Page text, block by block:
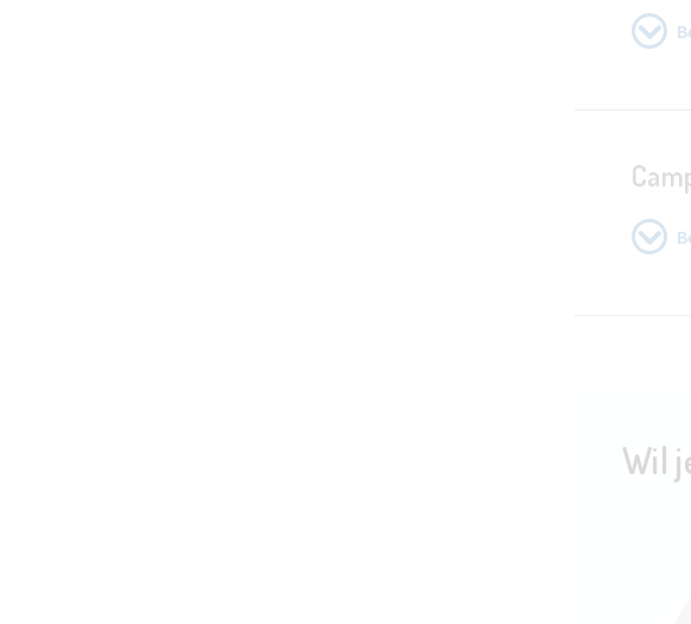
Wil